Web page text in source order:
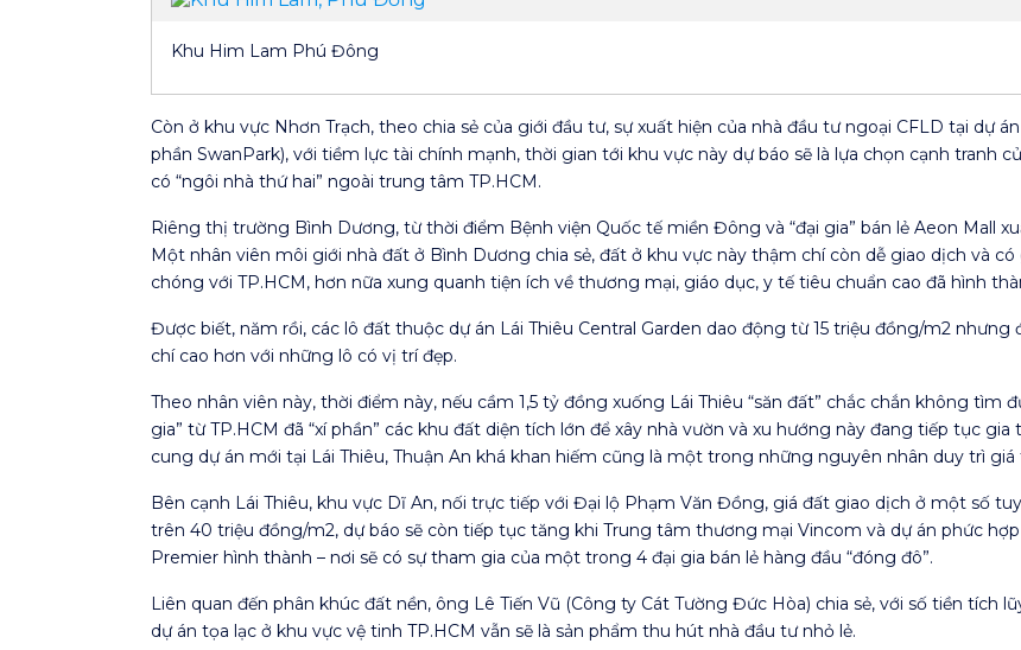
Khu Him Lam Phú Đông
Còn ở khu vực Nhơn Trạch, theo chia sẻ của giới đầu tư, sự xuất hiện của nhà đầu tư ngoại CFLD tại dự
phần SwanPark), với tiềm lực tài chính mạnh, thời gian tới khu vực này dự báo sẽ là lựa chọn cạnh tranh
có “ngôi nhà thứ hai” ngoài trung tâm TP.HCM.
Riêng thị trường Bình Dương, từ thời điểm Bệnh viện Quốc tế miền Đông và “đại gia” bán lẻ Aeon Mall
Một nhân viên môi giới nhà đất ở Bình Dương chia sẻ, đất ở khu vực này thậm chí còn dễ giao dịch và
chóng với TP.HCM, hơn nữa xung quanh tiện ích về thương mại, giáo dục, y tế tiêu chuẩn cao đã hình
Được biết, năm rồi, các lô đất thuộc dự án Lái Thiêu Central Garden dao động từ 15 triệu đồng/m2
chí cao hơn với những lô có vị trí đẹp.
Theo nhân viên này, thời điểm này, nếu cầm 1,5 tỷ đồng xuống Lái Thiêu “săn đất” chắc chắn không tìm
gia” từ TP.HCM đã “xí phần” các khu đất diện tích lớn để xây nhà vườn và xu hướng này đang tiếp tục
cung dự án mới tại Lái Thiêu, Thuận An khá khan hiếm cũng là một trong những nguyên nhân duy trì giá
Bên cạnh Lái Thiêu, khu vực Dĩ An, nối trực tiếp với Đại lộ Phạm Văn Đồng, giá đất giao dịch ở một số
trên 40 triệu đồng/m2, dự báo sẽ còn tiếp tục tăng khi Trung tâm thương mại Vincom và dự án phức
Premier hình thành – nơi sẽ có sự tham gia của một trong 4 đại gia bán lẻ hàng đầu “đóng đô”.
Liên quan đến phân khúc đất nền, ông Lê Tiến Vũ (Công ty Cát Tường Đức Hòa) chia sẻ, với số tiền tích
dự án tọa lạc ở khu vực vệ tinh TP.HCM vẫn sẽ là sản phẩm thu hút nhà đầu tư nhỏ lẻ.